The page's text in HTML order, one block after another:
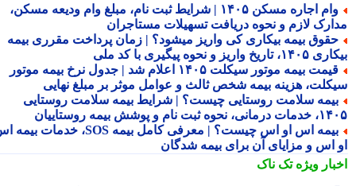
وام اجاره مسکن ۱۴۰۵ | شرایط ثبت نام، مبلغ وام ودیعه مسکن،
لازم و نحوه دریافت تسهیلات مستاجران
بیمه بیکاری کی واریز میشود؟ | زمان پرداخت مقرری بیمه
واریز و نحوه پیگیری با کد ملی
قیمت بیمه موتور سیکلت ۱۴۰۵ اعلام شد | جدول نرخ بیمه موتور
هزینه بیمه شخص ثالث و عوامل موثر بر مبلغ نهایی
سلامت روستایی چیست؟ | شرایط بیمه سلامت روستایی
نام و پوشش بیمه روستاییان
بیمه اس او اس چیست؟ | معرفی کامل بیمه SOS، خدمات بیمه اس
اس و مزایای آن برای بیمه شدگان
ویژهتک ناک